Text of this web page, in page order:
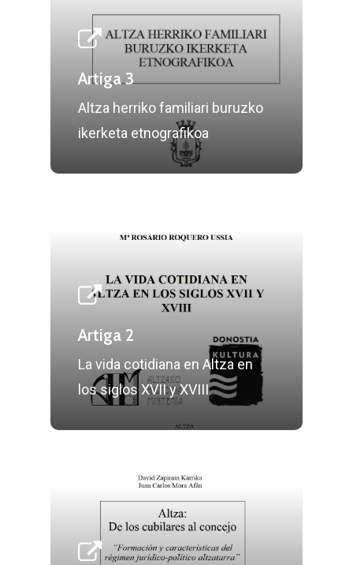
Artiga 3
Altza herriko familiari buruzko
ikerketa etnografikoa
Artiga 2
La vida cotidiana en Altza en
los siglos XVII y XVIII